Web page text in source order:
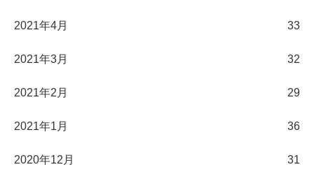
2021年4月 33
2021年3月 32
2021年2月 29
2021年1月 36
2020年12月 31